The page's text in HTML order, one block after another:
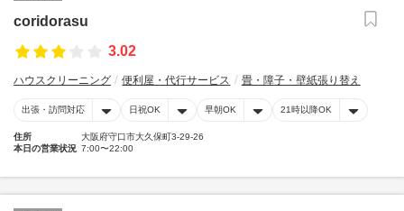
coridorasu
3.02
ハウスクリーニング 便利屋・代行サービス 畳・障子・壁紙張り替え
出張・訪問対応 日祝OK 早朝OK 21時以降OK
住所
大阪府守口市大久保町3-29-26
本日の営業状況 7:00〜22:00